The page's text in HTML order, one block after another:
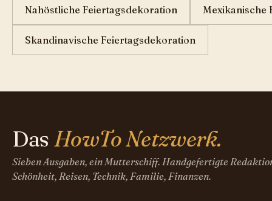
Nahöstliche Feiertagsdekoration Mexikanische
Skandinavische Feiertagsdekoration
Das HowTo Netzwerk.
Sieben Ausgaben, ein Mutterschiff. Handgefertigte
Schönheit, Reisen, Technik, Familie, Finanzen.